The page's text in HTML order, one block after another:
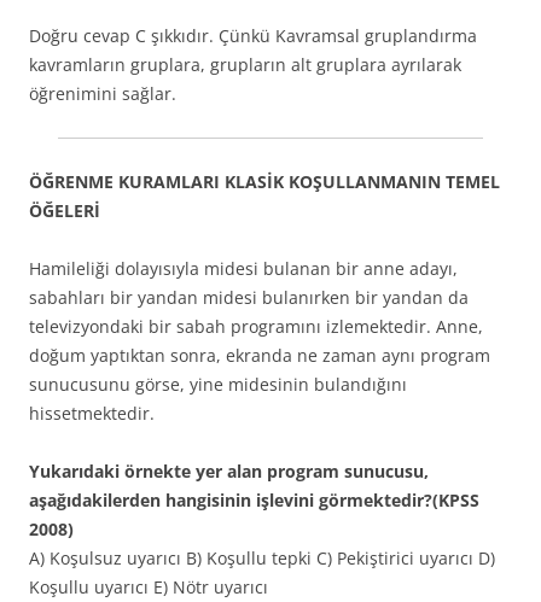
Doğru cevap C şıkkıdır. Çünkü Kavramsal gruplandırma
kavramların gruplara, grupların alt gruplara ayrılarak
öğrenimini sağlar.
ÖĞRENME KURAMLARI KLASİK KOŞULLANMANIN TEMEL
ÖĞELERİ
Hamileliği dolayısıyla midesi bulanan bir anne adayı,
sabahları bir yandan midesi bulanırken bir yandan da
televizyondaki bir sabah programını izlemektedir. Anne,
doğum yaptıktan sonra, ekranda ne zaman aynı program
sunucusunu görse, yine midesinin bulandığını
hissetmektedir.
Yukarıdaki örnekte yer alan program sunucusu,
aşağıdakilerden hangisinin işlevini görmektedir?(KPSS
2008)
A) Koşulsuz uyarıcı B) Koşullu tepki C) Pekiştirici uyarıcı D)
Koşullu uyarıcı E) Nötr uyarıcı